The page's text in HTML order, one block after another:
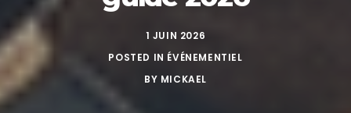
1 JUIN 2026
POSTED IN ÉVÉNEMENTIEL
BY MICKAEL